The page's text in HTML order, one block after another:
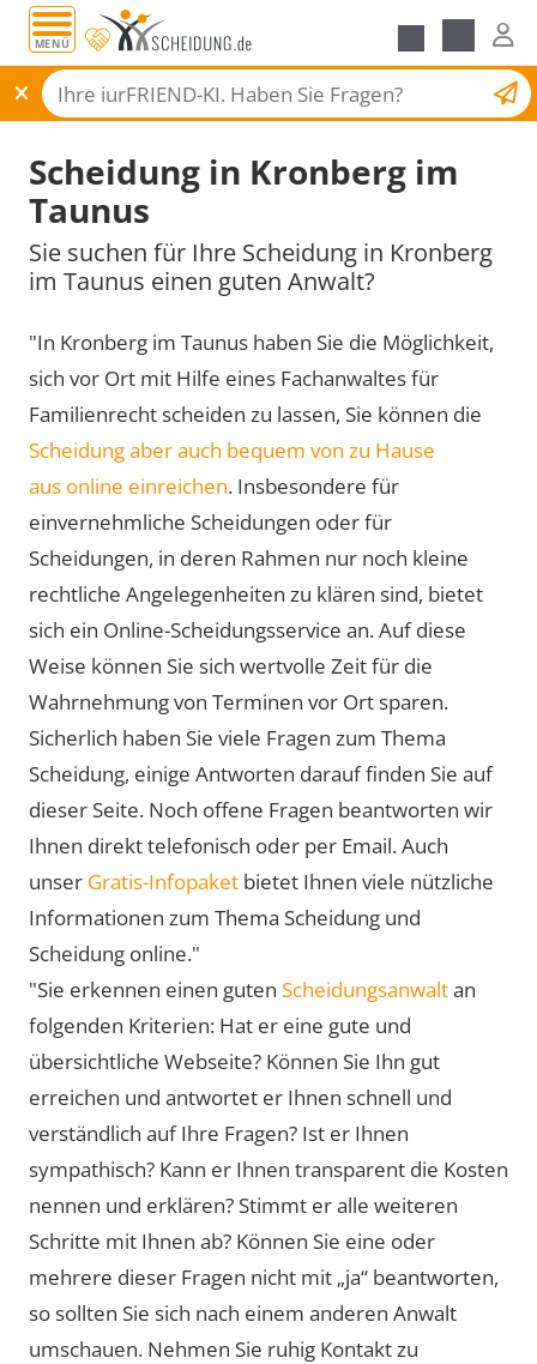
MENÜ
Scheidungsantrag
Scheidung in Kronberg im
Taunus
Sie suchen für Ihre Scheidung in Kronberg
im Taunus einen guten Anwalt?
"In Kronberg im Taunus haben Sie die Möglichkeit,
sich vor Ort mit Hilfe eines Fachanwaltes für
Familienrecht scheiden zu lassen, Sie können die
Scheidung aber auch bequem von zu Hause
aus online einreichen. Insbesondere für
einvernehmliche Scheidungen oder für
Scheidungen, in deren Rahmen nur noch kleine
rechtliche Angelegenheiten zu klären sind, bietet
sich ein Online-Scheidungsservice an. Auf diese
Weise können Sie sich wertvolle Zeit für die
Wahrnehmung von Terminen vor Ort sparen.
Sicherlich haben Sie viele Fragen zum Thema
Scheidung, einige Antworten darauf finden Sie auf
dieser Seite. Noch offene Fragen beantworten wir
Ihnen direkt telefonisch oder per Email. Auch
unser Gratis-Infopaket bietet Ihnen viele nützliche
Informationen zum Thema Scheidung und
Scheidung online."
"Sie erkennen einen guten Scheidungsanwaltan
folgenden Kriterien: Hat er eine gute und
übersichtliche Webseite? Können Sie Ihn gut
erreichen und antwortet er Ihnen schnell und
verständlich auf Ihre Fragen? Ist er Ihnen
sympathisch? Kann er Ihnen transparent die Kosten
nennen und erklären? Stimmt er alle weiteren
Schritte mit Ihnen ab? Können Sie eine oder
mehrere dieser Fragen nicht mit „ja“ beantworten,
so sollten Sie sich nach einem anderen Anwalt
umschauen. Nehmen Sie ruhig Kontakt zu